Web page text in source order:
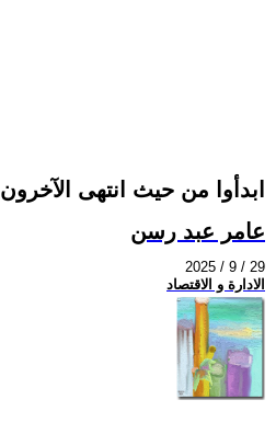
ابدأوا من حيث انتهى الآخرون
عامر عبد رسن
2025 / 9 / 29
الادارة و الاقتصاد